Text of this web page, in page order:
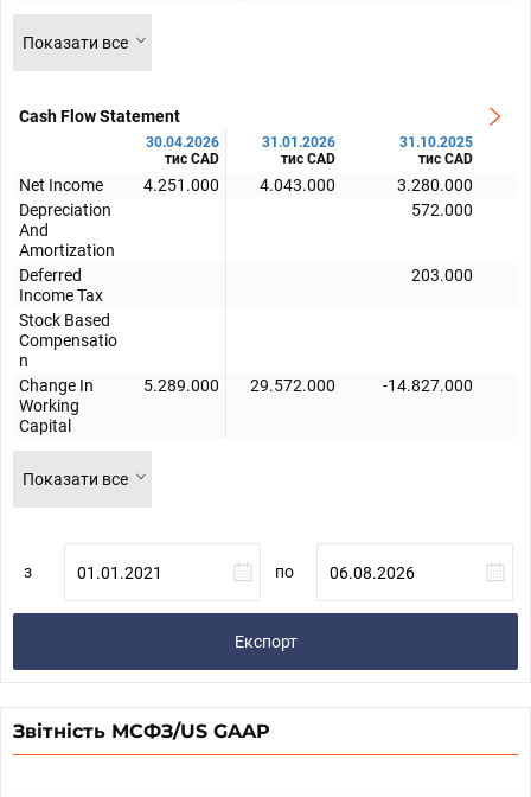
Показати все
Cash Flow Statement
30.04.2026
тис CAD
31.01.2026
тис CAD
31.10.2025
тис CAD
Net Income 4.251.000 4.043.000
3.280.000
Depreciation
And
Amortization
572.000
Deferred
Income Tax
203.000
Stock Based
Compensatio
n
Change In
Working
Capital
5.289.000 29.572.000 -14.827.000
Показати все
з по
Експорт
Звітність МСФЗ/US GAAP